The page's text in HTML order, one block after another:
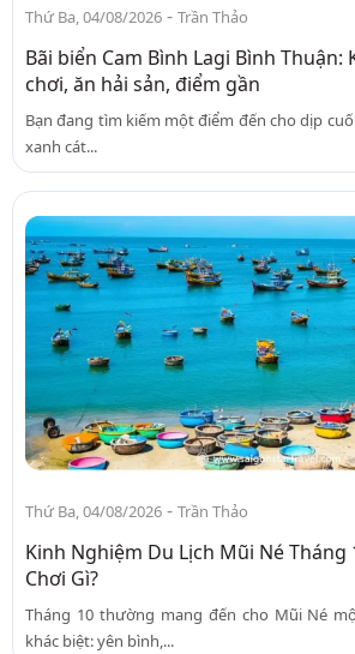
Thứ Ba, 04/08/2026 - Trần Thảo
Bãi biển Cam Bình Lagi Bình Thuận:
chơi, ăn hải sản, điểm gần
Bạn đang tìm kiếm một điểm đến cho dịp
xanh cát...
Thứ Ba, 04/08/2026 - Trần Thảo
Kinh Nghiệm Du Lịch Mũi Né Tháng
Chơi Gì?
Tháng 10 thường mang đến cho Mũi Né
khác biệt: yên bình,...